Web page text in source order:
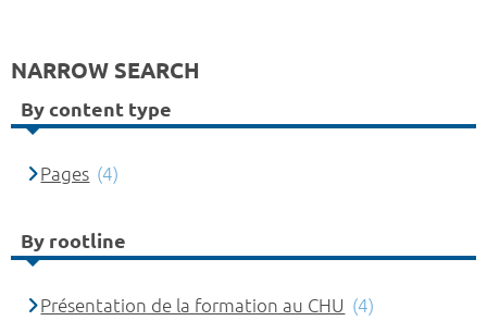
NARROW SEARCH
By content type
Pages (4)
By rootline
Présentation de la formation au CHU (4)